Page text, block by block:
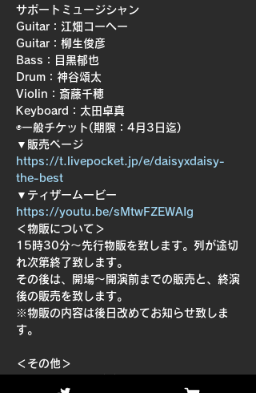
サポートミュージシャン
Guitar：江畑コーへー
Guitar：柳生俊彦
Bass：目黒郁也
Drum：神谷頌太
Violin：斎藤千穂
Keyboard：太田卓真
◉一般チケット(期限：4月3日迄)
▼販売ページ
https://t.livepocket.jp/e/daisyxdaisy-
the-best
▼ティザームービー
https://youtu.be/sMtwFZEWAIg
＜物販について＞
15時30分〜先行物販を致します。列が途切
れ次第終了致します。
その後は、開場〜開演前までの販売と、終演
後の販売を致します。
※物販の内容は後日改めてお知らせ致しま
す。
＜その他＞